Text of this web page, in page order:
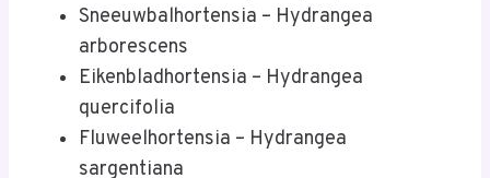
Sneeuwbalhortensia – Hydrangea
arborescens
Eikenbladhortensia – Hydrangea
quercifolia
Fluweelhortensia – Hydrangea
sargentiana